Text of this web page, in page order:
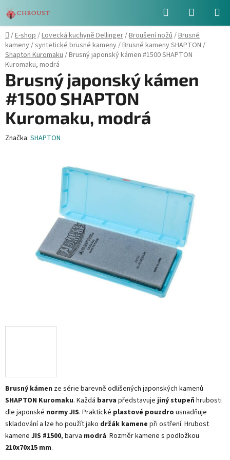
na
obsah
Hledat
KOŠÍK
Domů
/E-shop/Lovecká kuchyně Dellinger/Broušení nožů/Brusné
kameny/syntetické brusné kameny/Brusné kameny SHAPTON/
Shapton Kuromaku/Brusný japonský kámen #1500 SHAPTON
Kuromaku, modrá
Brusný kámen ze série barevně odlišených japonských kamenů
SHAPTON Kuromaku. Každá barva představujejiný stupeň hrubosti
dle japonské normy JIS. Praktické plastové pouzdro usnadňuje
skladování a lze ho použít jako držák kamene při ostření. Hrubost
kamene JIS #1500, barva modrá. Rozměr kamene s podložkou
210x70x15 mm.
Brusný japonský kámen
#1500 SHAPTON
Kuromaku, modrá
Značka: SHAPTON